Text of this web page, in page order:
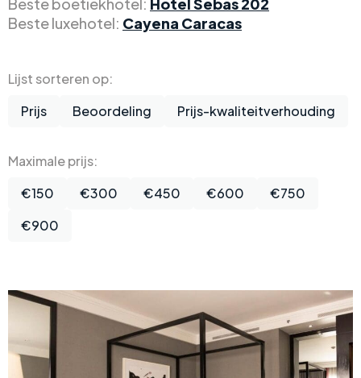
Beste luxehotel: Cayena Caracas
Lijst sorteren op:
Prijs
Beoordeling Prijs-kwaliteitverhouding
Maximale prijs:
€150
€300 €450 €600
€750
€900